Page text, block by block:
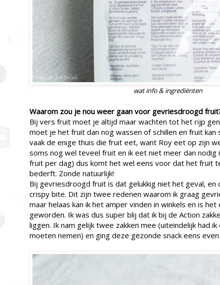
wat info & ingrediënten
Waarom zou je nou weer gaan voor gevriesdroogd
Bij vers fruit moet je altijd maar wachten tot het rijp
moet je het fruit dan nog wassen of schillen en fruit kan
vaak de enige thuis die fruit eet, want Roy eet op zijn
soms nog wel teveel fruit en ik eet niet meer dan nodig
fruit per dag) dus komt het wel eens voor dat het fruit
bederft. Zonde natuurlijk!
Bij gevriesdroogd fruit is dat gelukkig niet het geval, en
crispy bite. Dit zijn twee redenen waarom ik graag
maar helaas kan ik het amper vinden in winkels en is
geworden. Ik was dus super blij dat ik bij de Action
liggen. Ik nam gelijk twee zakken mee (uiteindelijk had
moeten nemen) en ging deze gezonde snack eens